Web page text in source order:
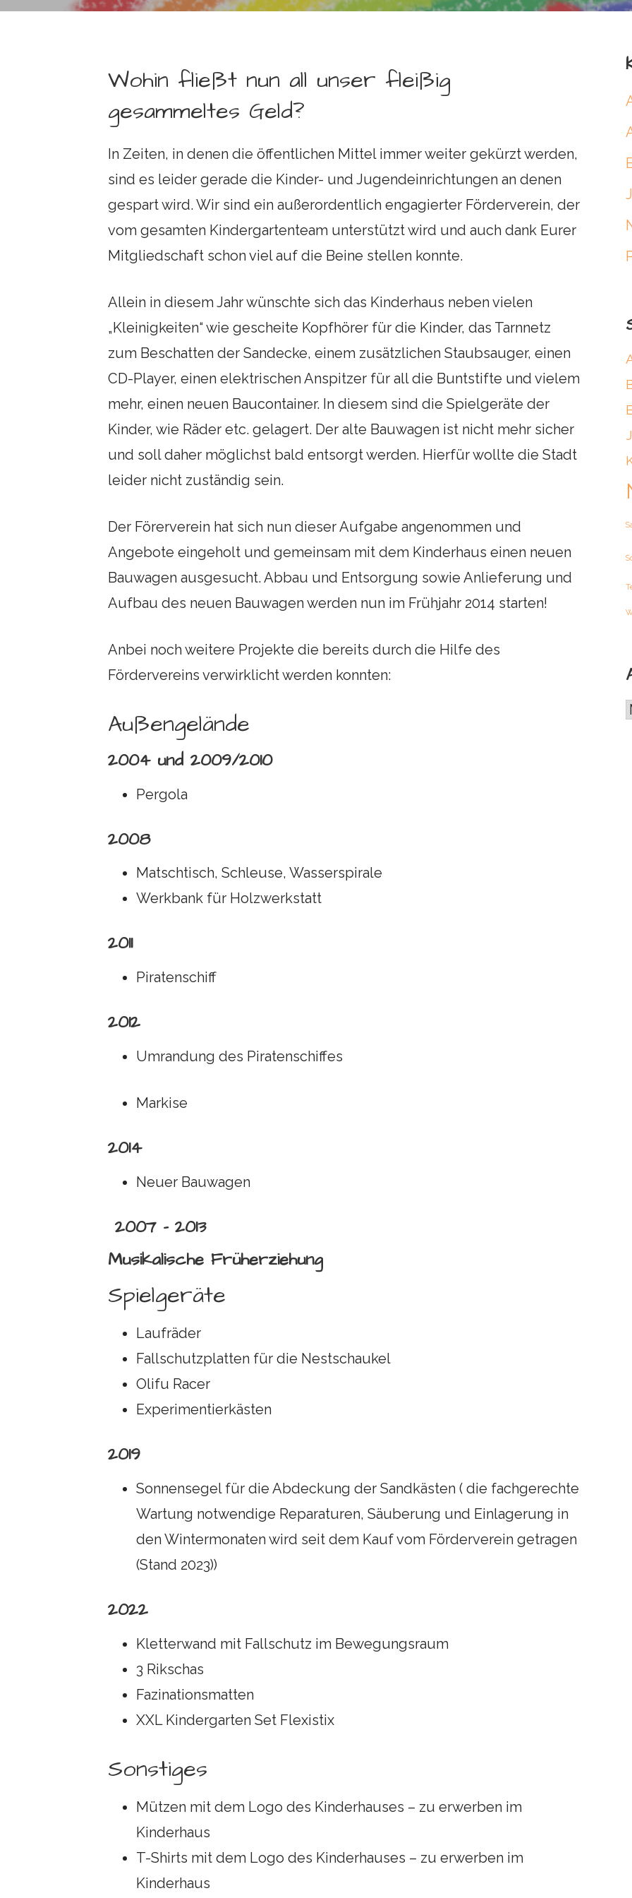
Wohin fließt nun all unser fleißig
gesammeltes Geld?
In Zeiten, in denen die öffentlichen Mittel immer weiter gekürzt werden,
sind es leider gerade die Kinder- und Jugendeinrichtungen an denen
gespart wird. Wir sind ein außerordentlich engagierter Förderverein, der
vom gesamten Kindergartenteam unterstützt wird und auch dank Eurer
Mitgliedschaft schon viel auf die Beine stellen konnte.
Allein in diesem Jahr wünschte sich das Kinderhaus neben vielen
„Kleinigkeiten“ wie gescheite Kopfhörer für die Kinder, das Tarnnetz
zum Beschatten der Sandecke, einem zusätzlichen Staubsauger, einen
CD-Player, einen elektrischen Anspitzer für all die Buntstifte und vielem
mehr, einen neuen Baucontainer. In diesem sind die Spielgeräte der
Kinder, wie Räder etc. gelagert. Der alte Bauwagen ist nicht mehr sicher
und soll daher möglichst bald entsorgt werden. Hierfür wollte die Stadt
leider nicht zuständig sein.
Der Förerverein hat sich nun dieser Aufgabe angenommen und
Angebote eingeholt und gemeinsam mit dem Kinderhaus einen neuen
Bauwagen ausgesucht. Abbau und Entsorgung sowie Anlieferung und
Aufbau des neuen Bauwagen werden nun im Frühjahr 2014 starten!
Anbei noch weitere Projekte die bereits durch die Hilfe des
Fördervereins verwirklicht werden konnten:
Außengelände
2004 und 2009/2010
Pergola
2008
Matschtisch, Schleuse, Wasserspirale
Werkbank für Holzwerkstatt
2011
Piratenschiff
2012
Umrandung des Piratenschiffes
Markise
2014
Neuer Bauwagen
2007 – 2013
Musikalische Früherziehung
Spielgeräte
Laufräder
Fallschutzplatten für die Nestschaukel
Olifu Racer
Experimentierkästen
2019
Sonnensegel für die Abdeckung der Sandkästen ( die fachgerechte
Wartung notwendige Reparaturen, Säuberung und Einlagerung in
den Wintermonaten wird seit dem Kauf vom Förderverein getragen
(Stand 2023))
2022
Kletterwand mit Fallschutz im Bewegungsraum
3 Rikschas
Fazinationsmatten
XXL Kindergarten Set Flexistix
Sonstiges
Mützen mit dem Logo des Kinderhauses – zu erwerben im
Kinderhaus
T-Shirts mit dem Logo des Kinderhauses – zu erwerben im
Kinderhaus